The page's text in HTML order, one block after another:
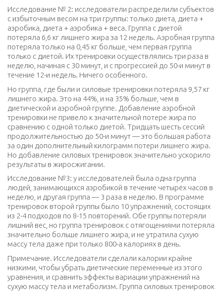
Исследование № 2: исследователи распределили субъектов
с избыточным весом на три группы: только диета, диета +
аэробика, диета + аэробика + веса. Группа с диетой
потеряла 6,6 кг лишнего жира за 12 недель. Аэробная группа
потеряла только на 0,45 кг больше, чем первая группа
только с диетой. Их тренировки осуществлялись три раза в
неделю, начиная с 30 минут, и с прогрессией до 50-и минут в
течение 12-и недель. Ничего особенного.
Но группа, где были и силовые тренировки потеряла 9,57 кг
лишнего жира. Это на 44%, и на 35% больше, чем в
диетической и аэробной группе. Добавление аэробной
тренировки не привело к значительной потере жира по
сравнению с одной только диетой. Тридцать шесть сессий
продолжительностью до 50-и минут — это большая работа
за один дополнительный килограмм потери лишнего жира.
Но добавление силовых тренировок значительно ускорило
результаты в жиросжигании.
Исследование №3: у исследователей была одна группа
людей, занимающихся аэробикой в течение четырёх часов в
неделю, и другая группа — 3 раза в неделю. В программе
тренировок второй группы было 10 упражнений, состоящих
из 2-4 подходов по 8-15 повторений. Обе группы потеряли
лишний вес, но группа тренировок с отягощениями потеряла
значительно больше лишнего жира, и не утратила сухую
массу тела даже при только 800-а калориях в день.
Примечание. Исследователи сделали калории крайне
низкими, чтобы убрать диетические переменные из этого
уравнения, и сравнить эффекты вариации упражнений на
сухую массу тела и метаболизм. Группа силовых тренировок